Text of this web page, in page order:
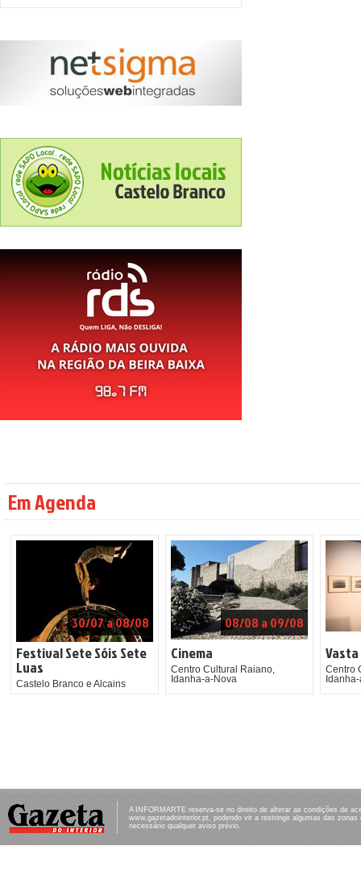
Em Agenda
30/07 a 08/08
Festival Sete Sóis Sete
Luas
Castelo Branco e Alcains
08/08 a 09/08
Cinema
Centro Cultural Raiano,
Idanha-a-Nova
Centro
A INFORMARTE reserva-se no direito de alterar as condições de
www.gazetadointerior.pt, podendo vir a restringir algumas das
necessário qualquer aviso prévio.